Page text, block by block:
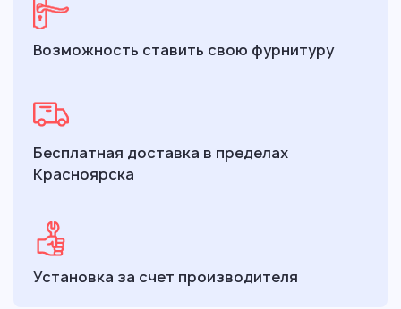
Возможность ставить свою фурнитуру
Бесплатная доставка в пределах
Красноярска
Установка за счет производителя